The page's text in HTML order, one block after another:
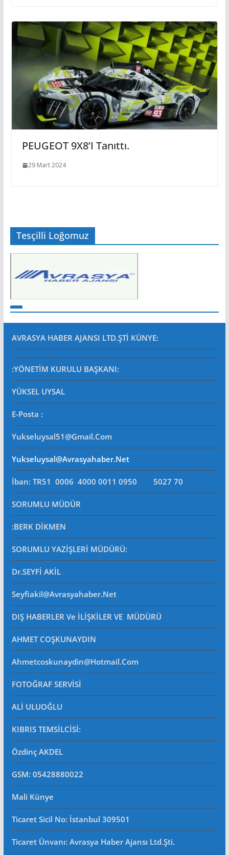
PEUGEOT 9X8’i Tanıttı.
29 Mart 2024
Tesçilli Loğomuz
AVRASYA HABER AJANSI LTD.ŞTİ KÜNYE:
:YÖNETİM KURULU BAŞKANI:
YÜKSEL UYSAL
E-Posta :
Yukseluysal51@gmail.com
Yukseluysal@avrasyahaber.net
İban: TR51 0006 4000 0011 0950 5027 70
SORUMLU MÜDÜR
:BERK DİKMEN
SORUMLU YAZİŞLERİ MÜDÜRÜ:
Dr.SEYFİ AKİL
Seyfiakil@avrasyahaber.net
DIŞ HABERLER Ve İLİŞKİLER VE MÜDÜRÜ
AHMET COŞKUNAYDIN
Ahmetcoskunaydin@hotmail.com
FOTOĞRAF SERVİSİ
ALİ ULUOĞLU
KIBRIS TEMSİLCİSİ:
Özdinç AKDEL
GSM: 05428880022
Mali Künye
Ticaret Sicil No: İstanbul 309501
Ticaret Ünvanı: Avrasya Haber Ajansı Ltd.Şti.